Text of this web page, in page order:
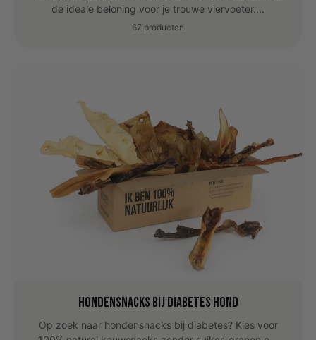
de ideale beloning voor je trouwe viervoeter....
67 producten
Hondensnacks bij Diabetes Hond
Op zoek naar hondensnacks bij diabetes? Kies voor